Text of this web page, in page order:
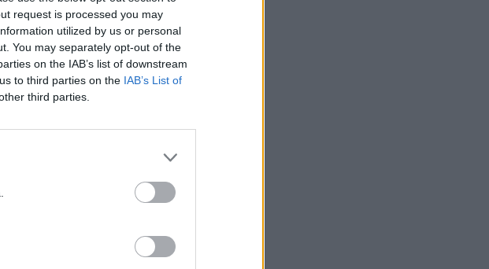
request is processed you may
utilized by us or personal
You may separately opt-out of the
on the IAB’s list of downstream
to third parties on the IAB’s List of
third parties.